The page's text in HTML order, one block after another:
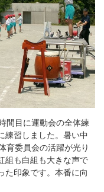
間目に運動会の全体練
練習しました。暑い中
育委員会の活躍が光り
組も白組も大きな声で
た印象です。本番に向